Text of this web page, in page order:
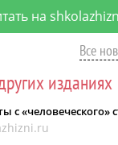
на
Все
изданиях
с «человеческого»